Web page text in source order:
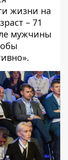
жизни на
– 71
мужчины